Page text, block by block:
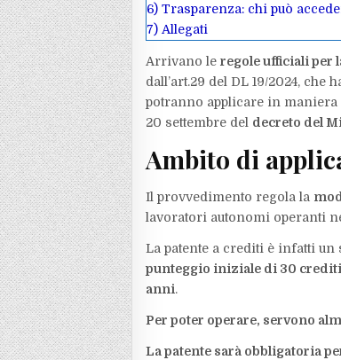
6) Trasparenza: chi può
7) Allegati
Arrivano leregole ufficiali per
dall’art.29 del DL 19/2024, che
potranno applicare in maniera
20 settembre del decreto del
Ambito di
Il provvedimento regola la
lavoratori autonomi operanti
La patente a crediti è infatti
punteggio iniziale di 30 crediti
anni.
Per poter operare, servono
La patente sarà obbligatoria